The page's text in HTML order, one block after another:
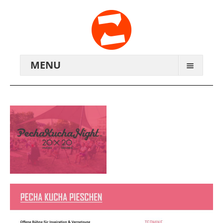
MENU
ARCHIV
WIR ÜBER UNS
ANREISE
ZENTRALWERK E.V.
GENOSSENSCHAFT